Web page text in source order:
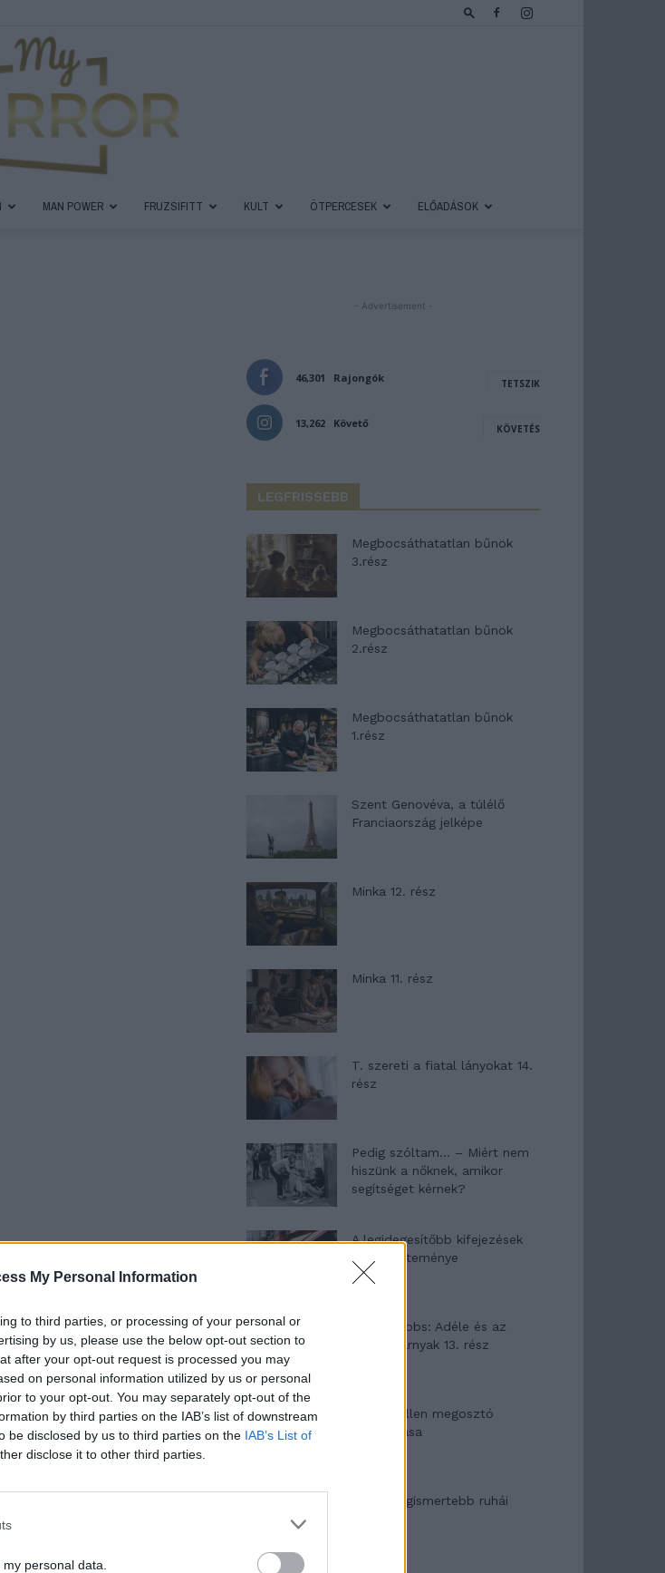
My Personal Information
to third parties, or processing of your personal or
by us, please use the below opt-out section to
after your opt-out request is processed you may
on personal information utilized by us or personal
to your opt-out. You may separately opt-out of the
by third parties on the IAB’s list of downstream
be disclosed by us to third parties on the IAB’s List of
disclose it to other third parties.
personal data.
MAN POWER FRUZSIFITT KULT ÖTPERCESEK ELŐADÁSOK
- Advertisement -
46,301 Rajongók TETSZIK
13,262 Követő KÖVETÉS
LEGFRISSEBB
Megbocsáthatatlan bűnök
3.rész
Megbocsáthatatlan bűnök
2.rész
Megbocsáthatatlan bűnök
1.rész
Szent Genovéva, a túlélő
Franciaország jelképe
Minka 12. rész
Minka 11. rész
T. szereti a fiatal lányokat 14.
rész
Pedig szóltam… – Miért nem
hiszünk a nőknek, amikor
segítséget kérnek?
A legidegesítőbb kifejezések
laza gyűjteménye
Elyna Robbs: Adéle és az
örökölt árnyak 13. rész
Woody Allen megosztó
zsenialitása
A világ legismertebb ruhái